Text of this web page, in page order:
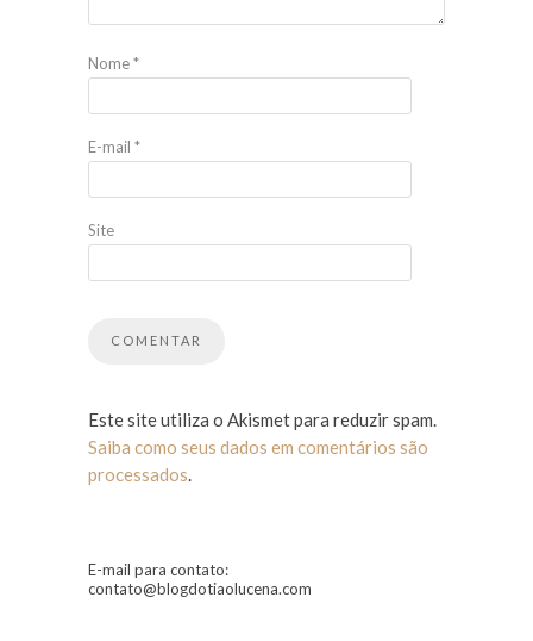
Nome*
E-mail *
Site
Este site utiliza o Akismet para reduzir spam.
Saiba como seus dados em comentários são
processados.
E-mail para contato:
contato@blogdotiaolucena.com